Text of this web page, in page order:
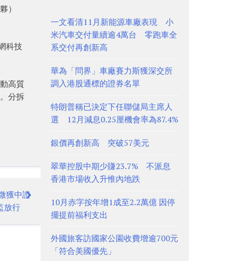
）
科技
高質
分拆
獲中證
放行
一文看清11月新能源車廠表現 小
米汽車交付量續逾4萬台 零跑車全
系交付再創新高
華為「問界」車廠賽力斯獲深交所
調入港股通標的證券名單
特朗普稱已決定下任聯儲局主席人
選 12月減息0.25厘機會率為87.4%
銀價再創新高 突破57美元
翠華控股中期少賺23.7% 不派息
香港市場收入升惟內地跌
10月赤字按年增1成至2.2萬億 因停
擺提前福利支出
外國旅客訪國家公園收費增逾700元
「符合美國優先」